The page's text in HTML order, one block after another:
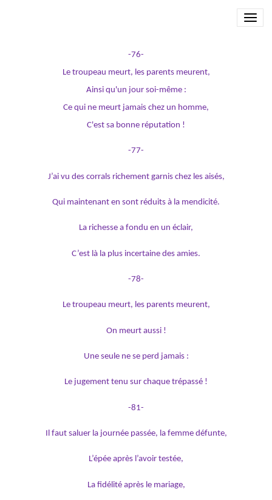
-76-
Le troupeau meurt, les parents meurent,
Ainsi qu'un jour soi-même :
Ce qui ne meurt jamais chez un homme,
C'est sa bonne réputation !
-77-
J’ai vu des corrals richement garnis chez les aisés,
Qui maintenant en sont réduits à la mendicité.
La richesse a fondu en un éclair,
C’est là la plus incertaine des amies.
-78-
Le troupeau meurt, les parents meurent,
On meurt aussi !
Une seule ne se perd jamais :
Le jugement tenu sur chaque trépassé !
-81-
Il faut saluer la journée passée, la femme défunte,
L’épée après l’avoir testée,
La fidélité après le mariage,